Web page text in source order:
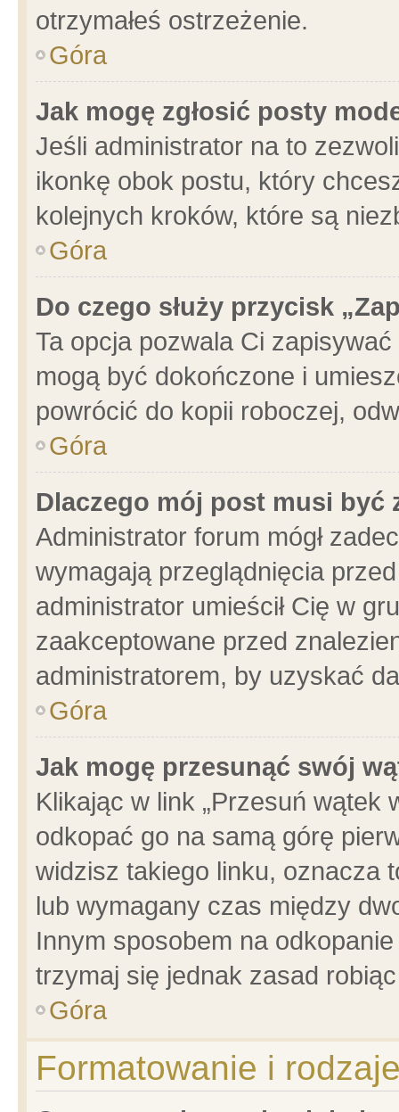
otrzymałeś ostrzeżenie.
Góra
Jak mogę zgłosić posty
Jeśli administrator na to
ikonkę obok postu, który
kolejnych kroków, które są
Góra
Do czego służy przycisk
Ta opcja pozwala Ci
mogą być dokończone i
powrócić do kopii roboczej,
Góra
Dlaczego mój post musi być
Administrator forum mógł
wymagają przeglądnięcia
administrator umieścił Cię w
zaakceptowane przed
administratorem, by uzyskać
Góra
Jak mogę przesunąć swój
Klikając w link „Przesuń wątek
odkopać go na samą górę
widzisz takiego linku, oznacza
lub wymagany czas między
Innym sposobem na
trzymaj się jednak zasad
Góra
Formatowanie i